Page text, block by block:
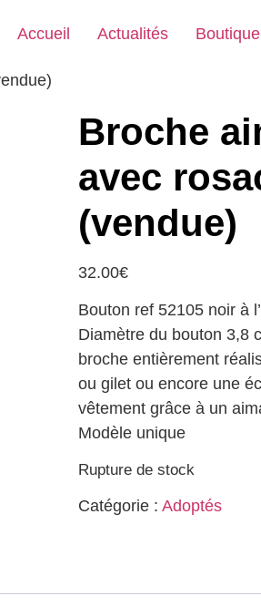
Accueil Actualités Boutique
Broche
avec
(vendue)
32.00€
Bouton ref 52105 noir à
Diamètre du bouton 3,8
broche entièrement
ou gilet ou encore une
vêtement grâce à un
Modèle unique
Rupture de stock
Catégorie : Adoptés